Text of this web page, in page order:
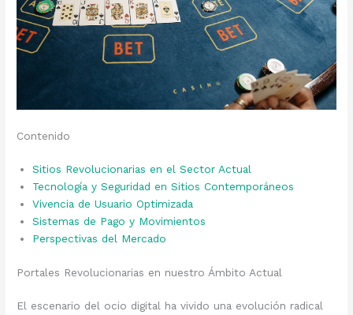
Contenido
Sitios Revolucionarias en el Sector Actual
Tecnología y Seguridad en Sitios Contemporáneos
Vivencia de Usuario Optimizada
Sistemas de Pago y Movimientos
Perspectivas del Mercado
Portales Revolucionarias en nuestro Ámbito Actual
El escenario del ocio digital ha vivido una evolución radical